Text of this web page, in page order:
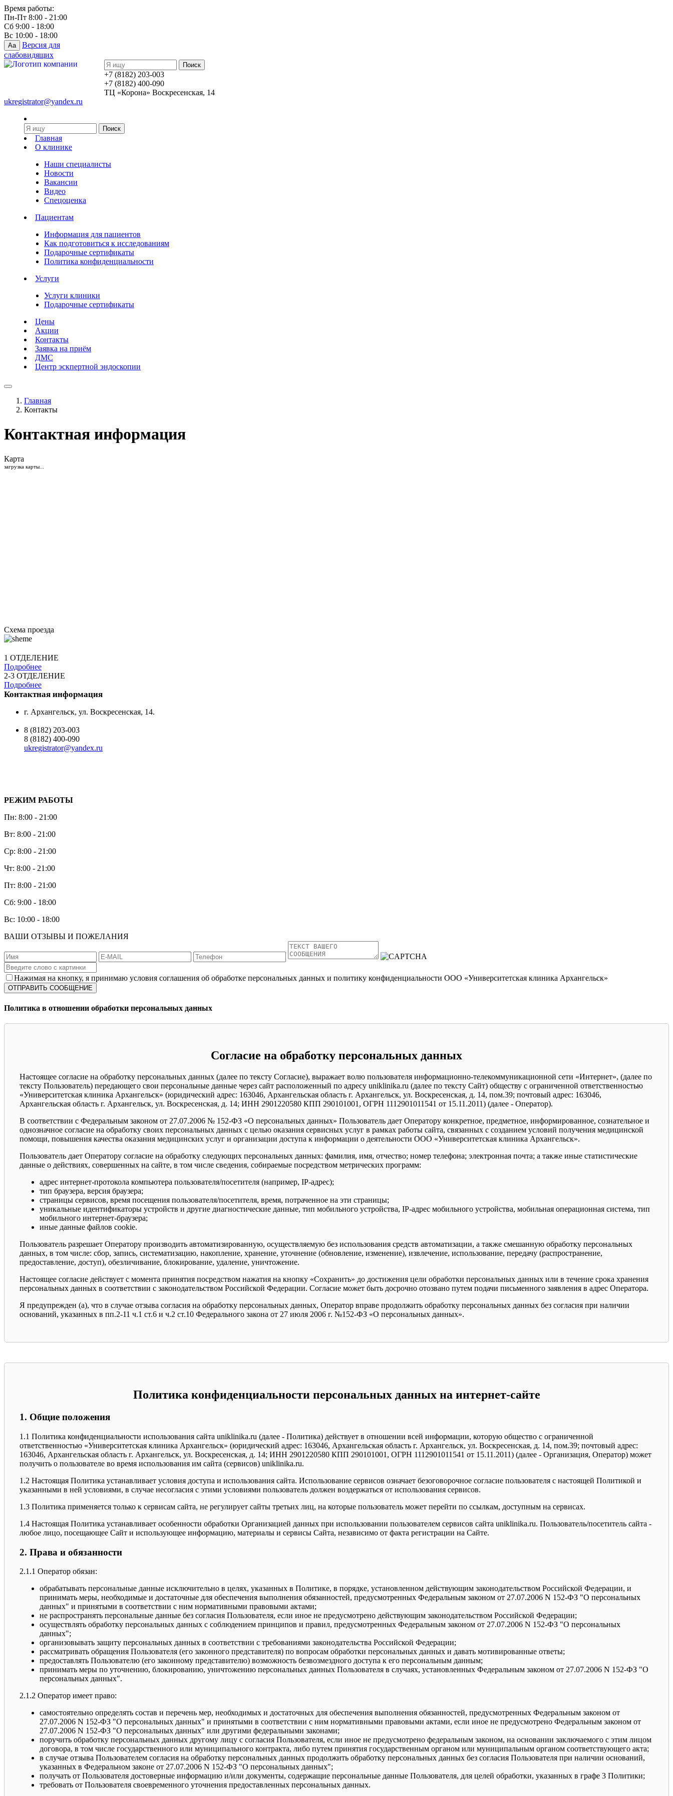
Время работы:
Пн-Пт 8:00 - 21:00
Сб 9:00 - 18:00
Вс 10:00 - 18:00
Aa
Версия для
слабовидящих
+7 (8182) 203-003
+7 (8182) 400-090
ТЦ «Корона» Воскресенская, 14
ukregistrator@yandex.ru
Главная
О клинике
Наши специалисты
Новости
Вакансии
Видео
Спецоценка
Пациентам
Информация для пациентов
Как подготовиться к исследованиям
Подарочные сертификаты
Политика конфиденциальности
Услуги
Услуги клиники
Подарочные сертификаты
Цены
Акции
Контакты
Заявка на приём
ДМС
Центр эскпертной эндоскопии
Главная
Контакты
Контактная информация
Карта
загрузка карты...
Схема проезда
1 ОТДЕЛЕНИЕ
Подробнее
2-3 ОТДЕЛЕНИЕ
Подробнее
Контактная информация
г. Архангельск, ул. Воскресенская, 14.
8 (8182) 203-003
8 (8182) 400-090
ukregistrator@yandex.ru
РЕЖИМ РАБОТЫ
Пн: 8:00 - 21:00
Вт: 8:00 - 21:00
Ср: 8:00 - 21:00
Чт: 8:00 - 21:00
Пт: 8:00 - 21:00
Сб: 9:00 - 18:00
Вс: 10:00 - 18:00
ВАШИ ОТЗЫВЫ И ПОЖЕЛАНИЯ
Нажимая на кнопку, я принимаю условия соглашения об обработке персональных данных и политику конфиденциальности ООО «Университетская клиника Архангельск»
Политика в отношении обработки персональных данных
Согласие на обработку персональных данных
Настоящее согласие на обработку персональных данных (далее по тексту Согласие), выражает волю пользователя информационно-телекоммуникационной сети «Интернет», (далее по
тексту Пользователь) передающего свои персональные данные через сайт расположенный по адресу uniklinika.ru (далее по тексту Сайт) обществу с ограниченной ответственностью
«Университетская клиника Архангельск» (юридический адрес: 163046, Архангельская область г. Архангельск, ул. Воскресенская, д. 14, пом.39; почтовый адрес: 163046,
Архангельская область г. Архангельск, ул. Воскресенская, д. 14; ИНН 2901220580 КПП 290101001, ОГРН 1112901011541 от 15.11.2011) (далее - Оператор).
В соответствии с Федеральным законом от 27.07.2006 № 152-ФЗ «О персональных данных» Пользователь дает Оператору конкретное, предметное, информированное, сознательное и
однозначное согласие на обработку своих персональных данных с целью оказания сервисных услуг в рамках работы сайта, связанных с созданием условий получения медицинской
помощи, повышения качества оказания медицинских услуг и организации доступа к информации о деятельности ООО «Университетская клиника Архангельск».
Пользователь дает Оператору согласие на обработку следующих персональных данных: фамилия, имя, отчество; номер телефона; электронная почта; а также иные статистические
данные о действиях, совершенных на сайте, в том числе сведения, собираемые посредством метрических программ:
адрес интернет-протокола компьютера пользователя/посетителя (например, IP-адрес);
тип браузера, версия браузера;
страницы сервисов, время посещения пользователя/посетителя, время, потраченное на эти страницы;
уникальные идентификаторы устройств и другие диагностические данные, тип мобильного устройства, IP-адрес мобильного устройства, мобильная операционная система, тип
мобильного интернет-браузера;
иные данные файлов cookie.
Пользователь разрешает Оператору производить автоматизированную, осуществляемую без использования средств автоматизации, а также смешанную обработку персональных
данных, в том числе: сбор, запись, систематизацию, накопление, хранение, уточнение (обновление, изменение), извлечение, использование, передачу (распространение,
предоставление, доступ), обезличивание, блокирование, удаление, уничтожение.
Настоящее согласие действует с момента принятия посредством нажатия на кнопку «Сохранить» до достижения цели обработки персональных данных или в течение срока хранения
персональных данных в соответствии с законодательством Российской Федерации. Согласие может быть досрочно отозвано путем подачи письменного заявления в адрес Оператора.
Я предупрежден (а), что в случае отзыва согласия на обработку персональных данных, Оператор вправе продолжить обработку персональных данных без согласия при наличии
оснований, указанных в пп.2-11 ч.1 ст.6 и ч.2 ст.10 Федерального закона от 27 июля 2006 г. №152-ФЗ «О персональных данных».
Политика конфиденциальности персональных данных на интернет-сайте
1. Общие положения
1.1 Политика конфиденциальности использования сайта uniklinika.ru (далее - Политика) действует в отношении всей информации, которую общество с ограниченной
ответственностью «Университетская клиника Архангельск» (юридический адрес: 163046, Архангельская область г. Архангельск, ул. Воскресенская, д. 14, пом.39; почтовый адрес:
163046, Архангельская область г. Архангельск, ул. Воскресенская, д. 14; ИНН 2901220580 КПП 290101001, ОГРН 1112901011541 от 15.11.2011) (далее - Организация, Оператор) может
получить о пользователе во время использования им сайта (сервисов) uniklinika.ru.
1.2 Настоящая Политика устанавливает условия доступа и использования сайта. Использование сервисов означает безоговорочное согласие пользователя с настоящей Политикой и
указанными в ней условиями, в случае несогласия с этими условиями пользователь должен воздержаться от использования сервисов.
1.3 Политика применяется только к сервисам сайта, не регулирует сайты третьих лиц, на которые пользователь может перейти по ссылкам, доступным на сервисах.
1.4 Настоящая Политика устанавливает особенности обработки Организацией данных при использовании пользователем сервисов сайта uniklinika.ru. Пользователь/посетитель сайта -
любое лицо, посещающее Сайт и использующее информацию, материалы и сервисы Сайта, независимо от факта регистрации на Сайте.
2. Права и обязанности
2.1.1 Оператор обязан:
обрабатывать персональные данные исключительно в целях, указанных в Политике, в порядке, установленном действующим законодательством Российской Федерации, и
принимать меры, необходимые и достаточные для обеспечения выполнения обязанностей, предусмотренных Федеральным законом от 27.07.2006 N 152-ФЗ "О персональных
данных" и принятыми в соответствии с ним нормативными правовыми актами;
не распространять персональные данные без согласия Пользователя, если иное не предусмотрено действующим законодательством Российской Федерации;
осуществлять обработку персональных данных с соблюдением принципов и правил, предусмотренных Федеральным законом от 27.07.2006 N 152-ФЗ "О персональных
данных";
организовывать защиту персональных данных в соответствии с требованиями законодательства Российской Федерации;
рассматривать обращения Пользователя (его законного представителя) по вопросам обработки персональных данных и давать мотивированные ответы;
предоставлять Пользователю (его законному представителю) возможность безвозмездного доступа к его персональным данным;
принимать меры по уточнению, блокированию, уничтожению персональных данных Пользователя в случаях, установленных Федеральным законом от 27.07.2006 N 152-ФЗ "О
персональных данных".
2.1.2 Оператор имеет право:
самостоятельно определять состав и перечень мер, необходимых и достаточных для обеспечения выполнения обязанностей, предусмотренных Федеральным законом от
27.07.2006 N 152-ФЗ "О персональных данных" и принятыми в соответствии с ним нормативными правовыми актами, если иное не предусмотрено Федеральным законом от
27.07.2006 N 152-ФЗ "О персональных данных" или другими федеральными законами;
поручить обработку персональных данных другому лицу с согласия Пользователя, если иное не предусмотрено федеральным законом, на основании заключаемого с этим лицом
договора, в том числе государственного или муниципального контракта, либо путем принятия государственным органом или муниципальным органом соответствующего акта;
в случае отзыва Пользователем согласия на обработку персональных данных продолжить обработку персональных данных без согласия Пользователя при наличии оснований,
указанных в Федеральном законе от 27.07.2006 N 152-ФЗ "О персональных данных";
получать от Пользователя достоверные информацию и/или документы, содержащие персональные данные Пользователя, для целей обработки, указанных в графе 3 Политики;
требовать от Пользователя своевременного уточнения предоставленных персональных данных.